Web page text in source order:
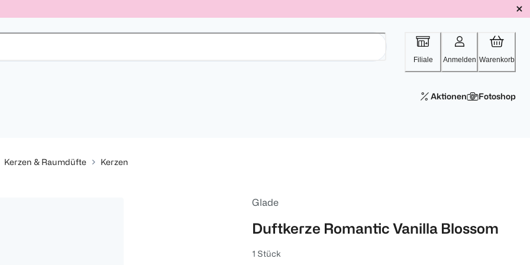
Filiale Anmelden Warenkorb
Aktionen Fotoshop
Kerzen & Raumdüfte Kerzen
Glade
Duftkerze Romantic Vanilla Blossom
1 Stück